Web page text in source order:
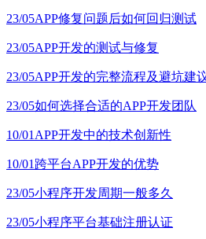
23/05APP修复问题后如何回归测试
23/05APP开发的测试与修复
23/05APP开发的完整流程及避坑建
23/05如何选择合适的APP开发团队
10/01 APP开发中的技术创新性
10/01 跨平台APP开发的优势
23/05小程序开发周期一般多久
23/05小程序平台基础注册认证